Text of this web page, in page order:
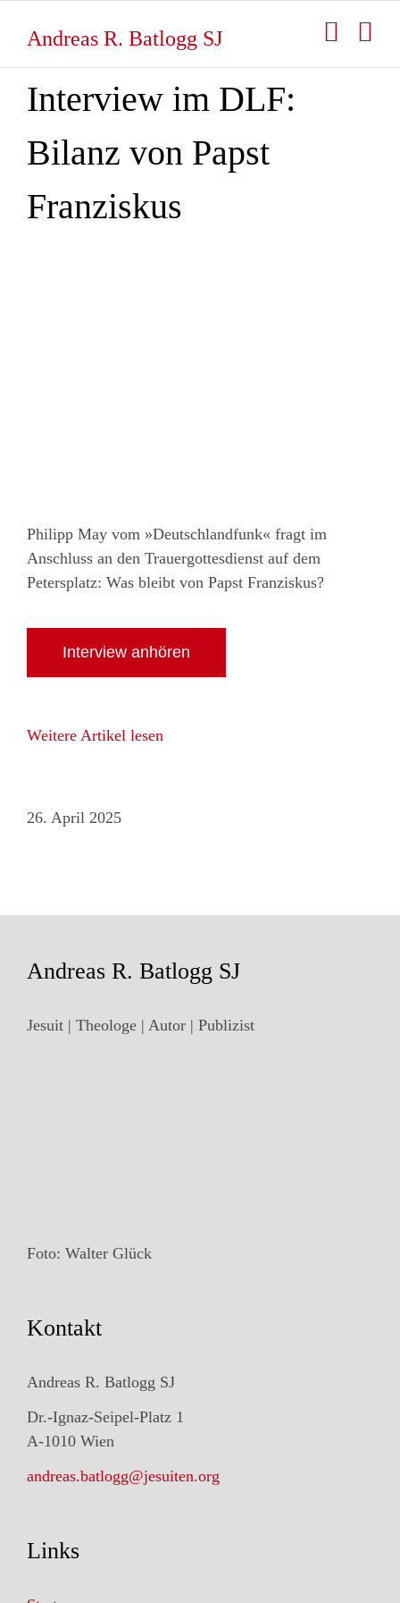
InhaltAndreas R. Batlogg SJ
Interview im DLF:
Bilanz von Papst
Franziskus
Philipp May vom »Deutschlandfunk« fragt im
Anschluss an den Trauergottesdienst auf dem
Petersplatz: Was bleibt von Papst Franziskus?
Interview anhören
Weitere Artikel lesen
26. April 2025
Andreas R. Batlogg SJ
Jesuit | Theologe | Autor | Publizist
Foto: Walter Glück
Kontakt
Andreas R. Batlogg SJ
Dr.-Ignaz-Seipel-Platz 1
A-1010 Wien
andreas.batlogg@jesuiten.org
Links